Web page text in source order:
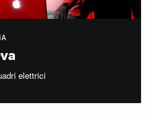
elettrici